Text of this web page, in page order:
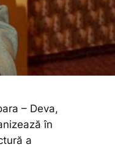
– Deva,
în
a